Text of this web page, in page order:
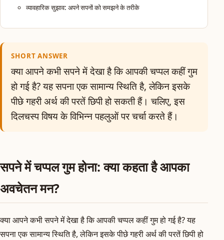
व्यावहारिक सुझाव: अपने सपनों को समझने के तरीके
SHORT ANSWER
क्या आपने कभी सपने में देखा है कि आपकी चप्पल कहीं गुम
हो गई है? यह सपना एक सामान्य स्थिति है, लेकिन इसके
पीछे गहरी अर्थ की परतें छिपी हो सकती हैं। चलिए, इस
दिलचस्प विषय के विभिन्न पहलुओं पर चर्चा करते हैं।
सपने में चप्पल गुम होना: क्या कहता है आपका
अवचेतन मन?
क्या आपने कभी सपने में देखा है कि आपकी चप्पल कहीं गुम हो गई है? यह
सपना एक सामान्य स्थिति है, लेकिन इसके पीछे गहरी अर्थ की परतें छिपी हो